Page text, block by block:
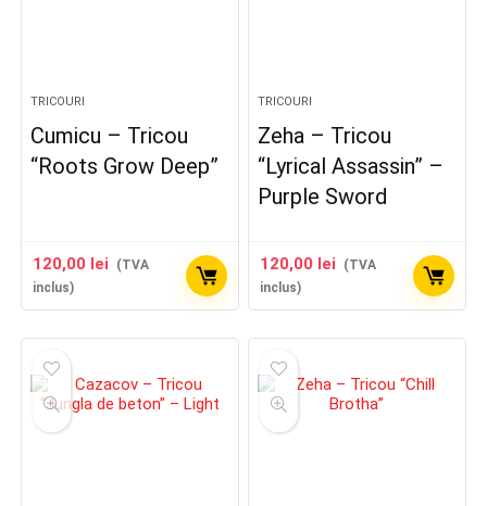
TRICOURI
Cumicu – Tricou
“Roots Grow Deep”
120,00 lei
(TVA
inclus)
TRICOURI
Zeha – Tricou
“Lyrical Assassin” –
Purple Sword
120,00 lei
(TVA
inclus)